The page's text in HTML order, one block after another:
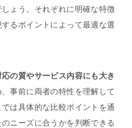
ょう。それぞれに明確な特徴
るポイントによって最適な選
応の質やサービス内容にも大き
事前に両者の特性を理解して
は具体的な比較ポイントを通
ニーズに合うかを判断できる